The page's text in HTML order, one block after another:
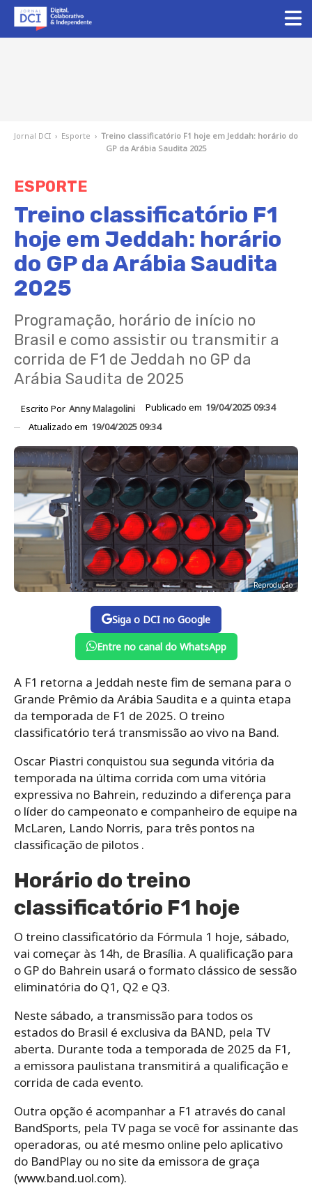
Jornal DCI › Esporte › Treino classificatório F1 hoje em Jeddah: horário do
GP da Arábia Saudita 2025
ESPORTE
Treino classificatório F1
hoje em Jeddah: horário
do GP da Arábia Saudita
2025
Programação, horário de início no
Brasil e como assistir ou transmitir a
corrida de F1 de Jeddah no GP da
Arábia Saudita de 2025
Escrito Por Anny Malagolini Publicado em 19/04/2025 09:34
Atualizado em 19/04/2025 09:34
Reprodução
Siga o DCI no Google
Entre no canal do WhatsApp
A F1 retorna a Jeddah neste fim de semana para o
Grande Prêmio da Arábia Saudita e a quinta etapa
da temporada de F1 de 2025. O treino
classificatório terá transmissão ao vivo na Band.
Oscar Piastri conquistou sua segunda vitória da
temporada na última corrida com uma vitória
expressiva no Bahrein, reduzindo a diferença para
o líder do campeonato e companheiro de equipe na
McLaren, Lando Norris, para três pontos na
classificação de pilotos .
Horário do treino
classificatório F1 hoje
O treino classificatório da Fórmula 1 hoje, sábado,
vai começar às 14h, de Brasília. A qualificação para
o GP do Bahrein usará o formato clássico de sessão
eliminatória do Q1, Q2 e Q3.
Neste sábado, a transmissão para todos os
estados do Brasil é exclusiva da BAND, pela TV
aberta. Durante toda a temporada de 2025 da F1,
a emissora paulistana transmitirá a qualificação e
corrida de cada evento.
Outra opção é acompanhar a F1 através do canal
BandSports, pela TV paga se você for assinante das
operadoras, ou até mesmo online pelo aplicativo
do BandPlay ou no site da emissora de graça
(www.band.uol.com).